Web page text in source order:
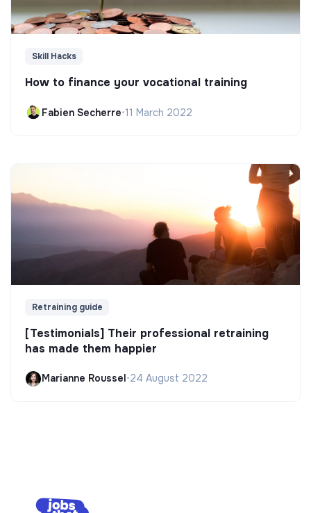
Skill Hacks
How to finance your vocational training
Fabien Secherre•11 March 2022
Retraining guide
[Testimonials] Their professional retraining
has made them happier
Marianne Roussel •24 August 2022